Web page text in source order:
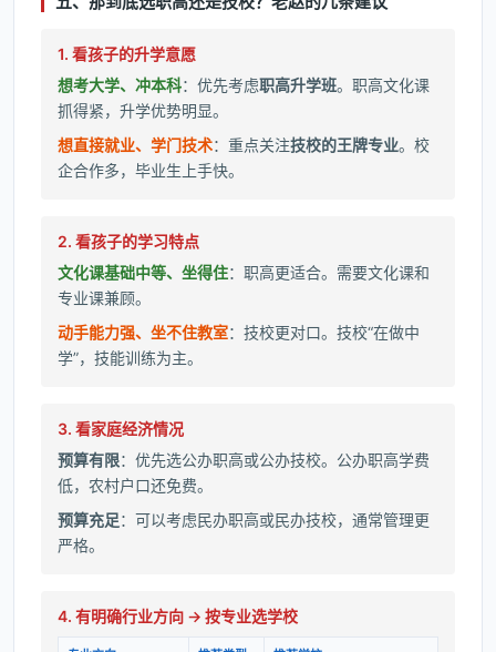
1. 看孩子的升学意愿
想考大学、冲本科：优先考虑职高升学班。职高文化课
抓得紧，升学优势明显。
想直接就业、学门技术：重点关注技校的王牌专业。校
企合作多，毕业生上手快。
2. 看孩子的学习特点
文化课基础中等、坐得住：职高更适合。需要文化课和
专业课兼顾。
动手能力强、坐不住教室：技校更对口。技校“在做中
学”，技能训练为主。
3. 看家庭经济情况
预算有限：优先选公办职高或公办技校。公办职高学费
低，农村户口还免费。
预算充足：可以考虑民办职高或民办技校，通常管理更
严格。
4. 有明确行业方向 → 按专业选学校